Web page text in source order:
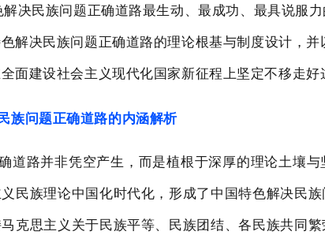
决民族问题正确道路最生动、最成功、最具说服
解决民族问题正确道路的理论根基与制度设计，并
面建设社会主义现代化国家新征程上坚定不移走好
族问题正确道路的内涵解析
道路并非凭空产生，而是植根于深厚的理论土壤与
民族理论中国化时代化，形成了中国特色解决民
克思主义关于民族平等、民族团结、各民族共同